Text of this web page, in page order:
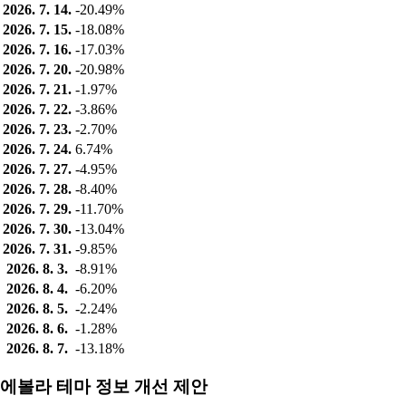
2026. 7. 14. -20.49%
2026. 7. 15. -18.08%
2026. 7. 16. -17.03%
2026. 7. 20. -20.98%
2026. 7. 21. -1.97%
2026. 7. 22. -3.86%
2026. 7. 23. -2.70%
2026. 7. 24. 6.74%
2026. 7. 27. -4.95%
2026. 7. 28. -8.40%
2026. 7. 29. -11.70%
2026. 7. 30. -13.04%
2026. 7. 31. -9.85%
2026. 8. 3. -8.91%
2026. 8. 4. -6.20%
2026. 8. 5. -2.24%
2026. 8. 6. -1.28%
2026. 8. 7. -13.18%
에볼라 테마 정보 개선 제안